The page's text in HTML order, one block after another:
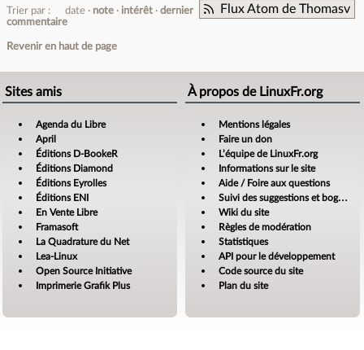
Flux Atom de Thomasv
Trier par : date note intérêt
dernier
commentaire
Revenir en haut de page
Sites amis
Agenda du Libre
April
Éditions D-BookeR
Éditions Diamond
Éditions Eyrolles
Éditions ENI
En Vente Libre
Framasoft
La Quadrature du Net
Lea-Linux
Open Source Initiative
Imprimerie Grafik Plus
À propos de LinuxFr.org
Mentions légales
Faire un don
L’équipe de LinuxFr.org
Informations sur le site
Aide / Foire aux questions
Suivi des suggestions et bogues
Wiki du site
Règles de modération
Statistiques
API pour le développement
Code source du site
Plan du site